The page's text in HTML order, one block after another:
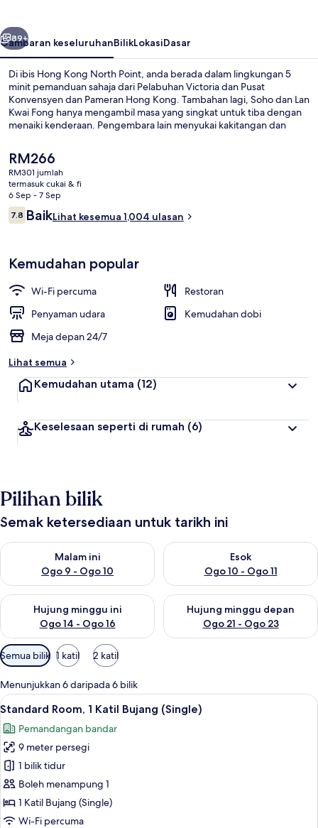
Seterusnya
89+
Gambaran keseluruhanBilikLokasiDasar
Di ibis Hong Kong North Point, anda berada dalam lingkungan 5
minit pemanduan sahaja dari Pelabuhan Victoria dan Pusat
Konvensyen dan Pameran Hong Kong. Tambahan lagi, Soho dan Lan
Kwai Fong hanya mengambil masa yang singkat untuk tiba dengan
menaiki kenderaan. Pengembara lain menyukai kakitangan dan
Street Perhentian Trem ialah 3 minit dan Perhentian Trem North
Point Terminus ialah 4 minit.
Harga
semasa
ialah
RM266
RM266
RM301 jumlah
termasuk cukai & fi
6 Sep - 7 Sep
Ulasan
7.87.8 daripada 10
BaikLihat kesemua 1,004 ulasan
Kemudahan popular
Wi-Fi percuma
Restoran
Penyaman udara
Kemudahan dobi
Meja depan 24/7
Lihat semua
Kemudahan utama (12)
Keselesaan seperti di rumah (6)
Pilihan bilik
Semak ketersediaan untuk tarikh ini
Malam ini
Ogo 9 - Ogo 10
Semak ketersediaan untuk malam ini Ogo 9 - Ogo 10
Esok
Ogo 10 - Ogo 11
Semak ketersediaan untuk
Hujung minggu ini
Ogo 14 - Ogo 16
Semak ketersediaan untuk hujung minggu ini Ogo 14 - Ogo 16
Hujung minggu depan
Ogo 21 - Ogo 23
Semak ketersediaan untuk
Penapis
yang
tersedia
untuk
bilik
Semua bilik 1 katil 2 katil
Menunjukkan 6 daripada 6 bilik
Lihat
semua
foto
untuk
Standard
Room,
1
Katil
Standard Room, 1 Katil Bujang
7
Standard Room, 1 Katil Bujang (Single)
Pemandangan bandar
9 meter persegi
1 bilik tidur
Boleh menampung 1
1 Katil Bujang (Single)
Wi-Fi percuma